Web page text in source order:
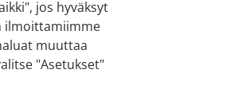
jos hyväksyt
ilmoittamiimme
muuttaa
"Asetukset"